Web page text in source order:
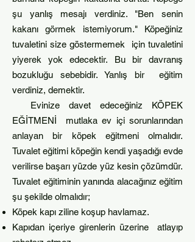
şu yanlış mesajı verdiniz. "Ben senin
kakanı görmek istemiyorum." Köpeğiniz
tuvaletini size göstermemek için tuvaletini
yiyerek yok edecektir. Bu bir davranış
bozukluğu sebebidir. Yanlış bir eğitim
verdiniz, demektir.
Evinize davet edeceğiniz KÖPEK
EĞİTMENİ mutlaka ev içi sorunlarından
anlayan bir köpek eğitmeni olmalıdır.
Tuvalet eğitimi köpeğin kendi yaşadığı evde
verilirse başarı yüzde yüz kesin çözümdür.
Tuvalet eğitiminin yanında alacağınız eğitim
şu şekilde olmalıdır;
Köpek kapı ziline koşup havlamaz.
Kapıdan içeriye girenlerin üzerine atlayıp